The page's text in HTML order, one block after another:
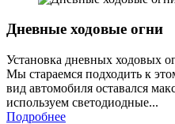
Дневные ходовые огни
Установка дневных ходовых
Мы стараемся подходить к
вид автомобиля оставался
используем светодиодные...
Подробнее